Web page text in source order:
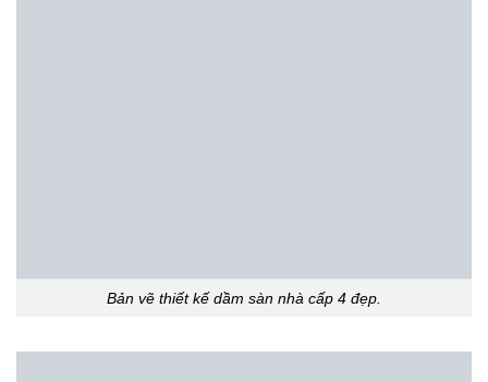
Bản vẽ thiết kế dầm sàn nhà cấp 4 đẹp.